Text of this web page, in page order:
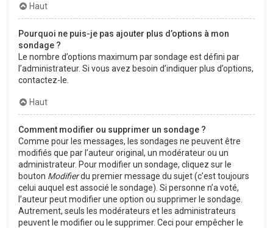
Haut
Pourquoi ne puis-je pas ajouter plus d’options à mon
sondage ?
Le nombre d’options maximum par sondage est défini par
l’administrateur. Si vous avez besoin d’indiquer plus d’options,
contactez-le.
Haut
Comment modifier ou supprimer un sondage ?
Comme pour les messages, les sondages ne peuvent être
modifiés que par l’auteur original, un modérateur ou un
administrateur. Pour modifier un sondage, cliquez sur le
bouton Modifierdu premier message du sujet (c’est toujours
celui auquel est associé le sondage). Si personne n’a voté,
l’auteur peut modifier une option ou supprimer le sondage.
Autrement, seuls les modérateurs et les administrateurs
peuvent le modifier ou le supprimer. Ceci pour empêcher le